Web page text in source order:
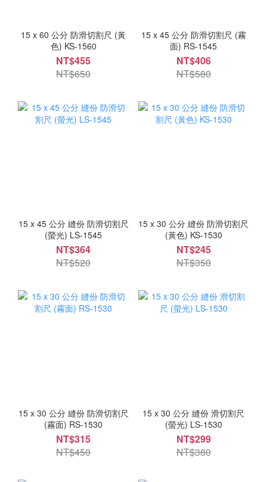
15 x 60 公分 防滑切割尺 (黃
色) KS-1560
NT$455
NT$650
15 x 45 公分 防滑切割尺 (霧
面) RS-1545
NT$406
NT$580
15 x 45 公分 縫份 防滑切割尺
(螢光) LS-1545
NT$364
NT$520
15 x 30 公分 縫份 防滑切割尺
(黃色) KS-1530
NT$245
NT$350
15 x 30 公分 縫份 防滑切割尺
(霧面) RS-1530
NT$315
NT$450
15 x 30 公分 縫份 滑切割尺
(螢光) LS-1530
NT$299
NT$380